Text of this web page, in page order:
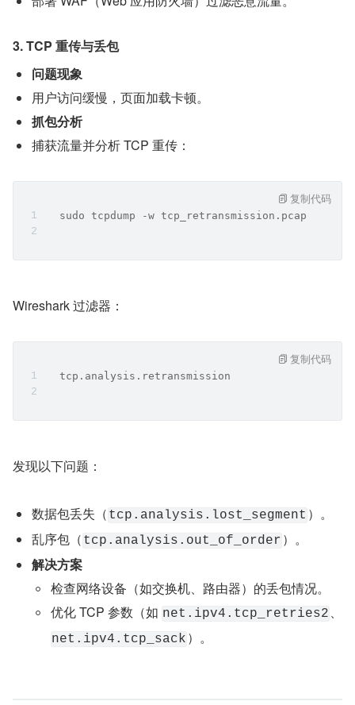
3. TCP 重传与丢包
问题现象
用户访问缓慢，页面加载卡顿。
抓包分析
捕获流量并分析 TCP 重传：
  sudo tcpdump -w tcp_retransmission.pcap
复制代码
Wireshark 过滤器：
  tcp.analysis.retransmission
复制代码
发现以下问题：
数据包丢失（ tcp.analysis.lost_segment ）。
乱序包（ tcp.analysis.out_of_order ）。
解决方案
检查网络设备（如交换机、路由器）的丢包情况。
优化 TCP 参数（如 net.ipv4.tcp_retries2 、
net.ipv4.tcp_sack ）。